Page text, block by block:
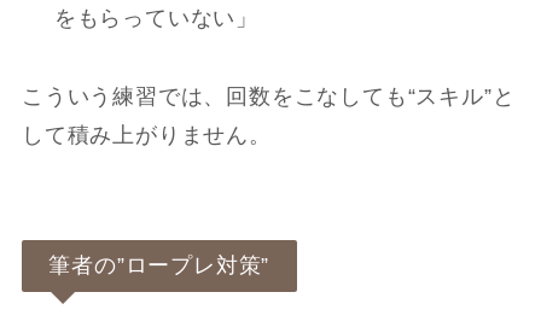
をもらっていない」
こういう練習では、回数をこなしても“スキル”と
して積み上がりません。
筆者の”ロープレ対策”